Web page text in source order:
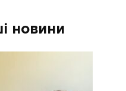
новини